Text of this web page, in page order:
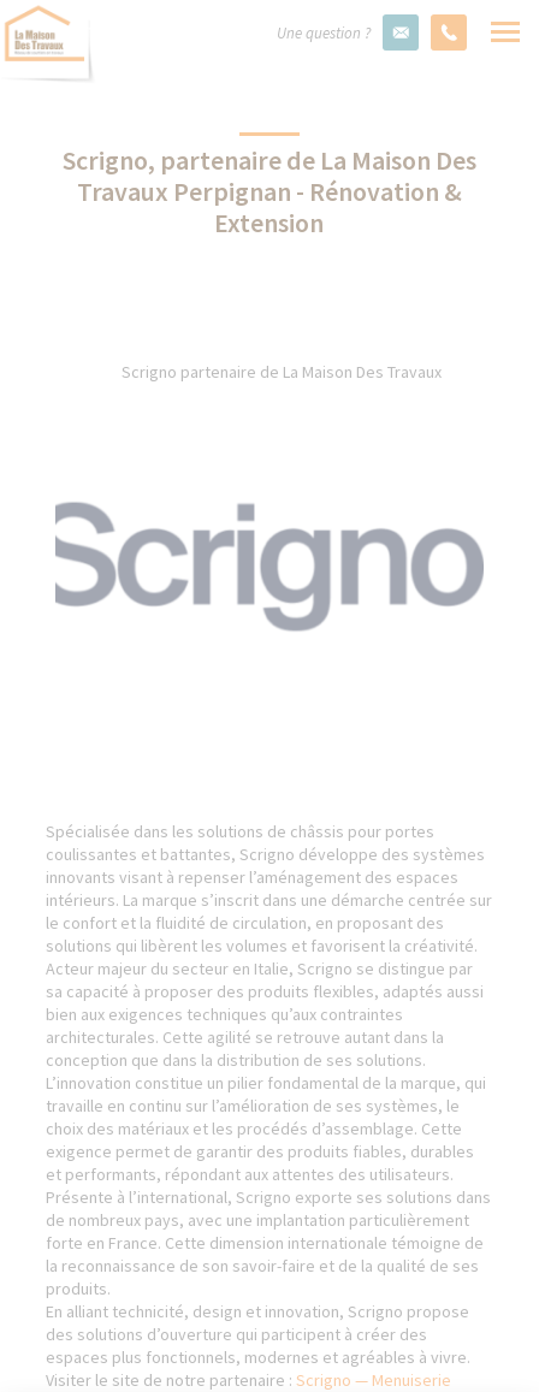
Une question ?
Scrigno, partenaire de La Maison Des
Travaux Perpignan - Rénovation &
Extension
Scrigno partenaire de La Maison Des Travaux
Spécialisée dans les solutions de châssis pour portes
coulissantes et battantes, Scrigno développe des systèmes
innovants visant à repenser l’aménagement des espaces
intérieurs. La marque s’inscrit dans une démarche centrée sur
le confort et la fluidité de circulation, en proposant des
solutions qui libèrent les volumes et favorisent la créativité.
Acteur majeur du secteur en Italie, Scrigno se distingue par
sa capacité à proposer des produits flexibles, adaptés aussi
bien aux exigences techniques qu’aux contraintes
architecturales. Cette agilité se retrouve autant dans la
conception que dans la distribution de ses solutions.
L’innovation constitue un pilier fondamental de la marque, qui
travaille en continu sur l’amélioration de ses systèmes, le
choix des matériaux et les procédés d’assemblage. Cette
exigence permet de garantir des produits fiables, durables
et performants, répondant aux attentes des utilisateurs.
Présente à l’international, Scrigno exporte ses solutions dans
de nombreux pays, avec une implantation particulièrement
forte en France. Cette dimension internationale témoigne de
la reconnaissance de son savoir-faire et de la qualité de ses
produits.
En alliant technicité, design et innovation, Scrigno propose
des solutions d’ouverture qui participent à créer des
espaces plus fonctionnels, modernes et agréables à vivre.
Visiter le site de notre partenaire :Scrigno — Menuiserie